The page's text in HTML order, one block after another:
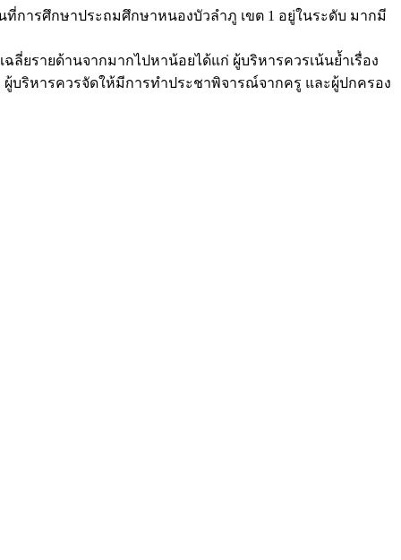
การศึกษาประถมศึกษาหนองบัวลำภู เขต 1 อยู่ในระดับ มากมี
ยรายด้านจากมากไปหาน้อยได้แก่ ผู้บริหารควรเน้นย้ำเรื่อง
บริหารควรจัดให้มีการทำประชาพิจารณ์จากครู และผู้ปกครอง